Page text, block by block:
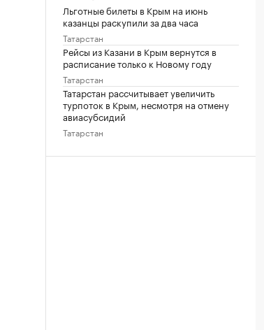
Льготные билеты в Крым на июнь
казанцы раскупили за два часа
Татарстан
Рейсы из Казани в Крым вернутся в
расписание только к Новому году
Татарстан
Татарстан рассчитывает увеличить
турпоток в Крым, несмотря на отмену
авиасубсидий
Татарстан